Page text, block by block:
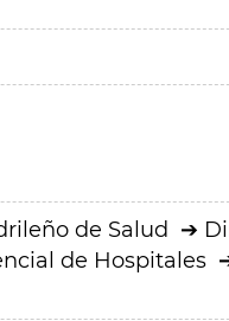
de Salud
de Hospitales